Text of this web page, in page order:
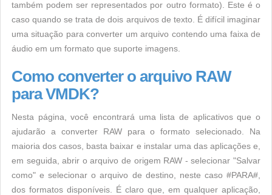
também podem ser representados por outro formato). Este é o
caso quando se trata de dois arquivos de texto. É difícil imaginar
uma situação para converter um arquivo contendo uma faixa de
áudio em um formato que suporte imagens.
Como converter o arquivo RAW
para VMDK?
Nesta página, você encontrará uma lista de aplicativos que o
ajudarão a converter RAW para o formato selecionado. Na
maioria dos casos, basta baixar e instalar uma das aplicações e,
em seguida, abrir o arquivo de origem RAW - selecionar "Salvar
como" e selecionar o arquivo de destino, neste caso #PARA#,
dos formatos disponíveis. É claro que, em qualquer aplicação,